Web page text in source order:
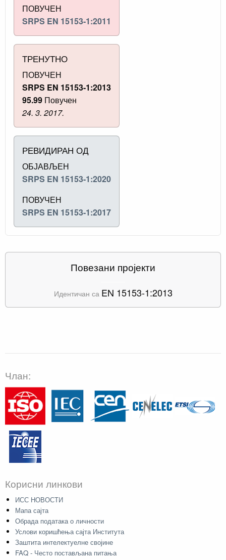
ПОВУЧЕН
SRPS EN 15153-1:2011
ТРЕНУТНО
ПОВУЧЕН
SRPS EN 15153-1:2013
95.99 Повучен
24. 3. 2017.
РЕВИДИРАН ОД
ОБЈАВЉЕН
SRPS EN 15153-1:2020
ПОВУЧЕН
SRPS EN 15153-1:2017
Повезани пројекти
Идентичан са EN 15153-1:2013
Члан:
Корисни линкови
ИСС НОВОСТИ
Мапа сајта
Обрада података о личности
Услови коришћења сајта Института
Заштита интелектуелне својине
FAQ - Често постављана питања